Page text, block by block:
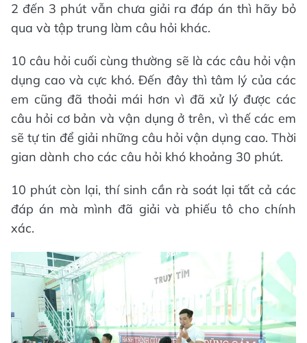
2 đến 3 phút vẫn chưa giải ra đáp án thì hãy bỏ
qua và tập trung làm câu hỏi khác.
10 câu hỏi cuối cùng thường sẽ là các câu hỏi vận
dụng cao và cực khó. Đến đây thì tâm lý của các
em cũng đã thoải mái hơn vì đã xử lý được các
câu hỏi cơ bản và vận dụng ở trên, vì thế các em
sẽ tự tin để giải những câu hỏi vận dụng cao. Thời
gian dành cho các câu hỏi khó khoảng 30 phút.
10 phút còn lại, thí sinh cần rà soát lại tất cả các
đáp án mà mình đã giải và phiếu tô cho chính
xác.